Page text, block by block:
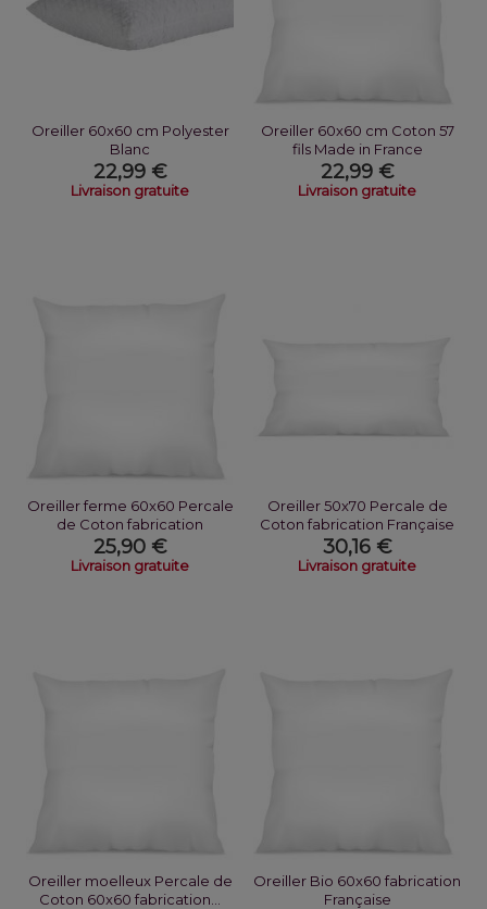
Oreiller 60x60 cm Polyester
Blanc
22,99 €
Livraison gratuite
Oreiller 60x60 cm Coton 57
fils Made in France
22,99 €
Livraison gratuite
Oreiller ferme 60x60 Percale
de Coton fabrication
Française
25,90 €
Livraison gratuite
Oreiller 50x70 Percale de
Coton fabrication Française
30,16 €
Livraison gratuite
Oreiller moelleux Percale de
Coton 60x60 fabrication...
Oreiller Bio 60x60 fabrication
Française